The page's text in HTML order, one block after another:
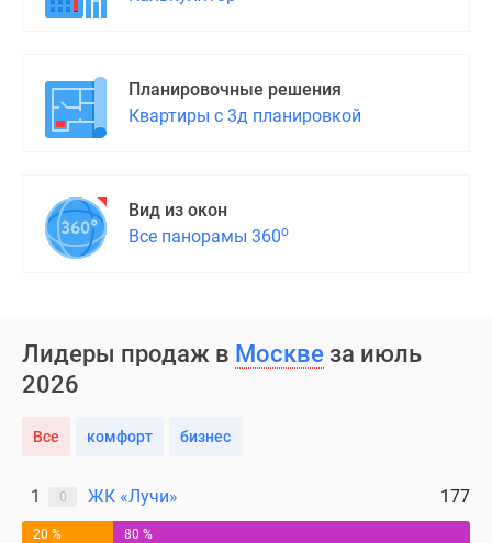
Планировочные решения
Квартиры с 3д планировкой
Вид из окон
Все панорамы 360о
Лидеры продаж в Москве за июль
2026
Все комфорт бизнес
1 0 ЖК «Лучи» 177
20 % 80 %